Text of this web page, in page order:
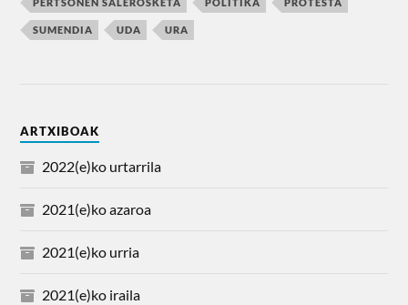
PERTSONEN SALEROSKETA POLITIKA PROTESTA
SUMENDIA UDA URA
ARTXIBOAK
2022(e)ko urtarrila
2021(e)ko azaroa
2021(e)ko urria
2021(e)ko iraila